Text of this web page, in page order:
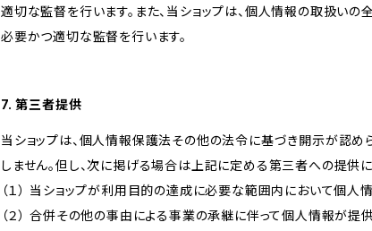
適切な監督を行います。また、当ショップは、個人情報の取扱い
必要かつ適切な監督を行います。
7. 第三者提供
当ショップは、個人情報保護法その他の法令に基づき開示が認
しません。但し、次に掲げる場合は上記に定める第三者への提供
（１） 当ショップが利用目的の達成に必要な範囲内において個
（２） 合併その他の事由による事業の承継に伴って個人情報が提